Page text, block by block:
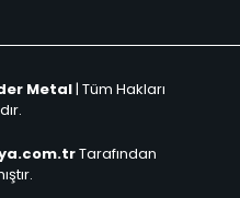
Metal | Tüm Hakları
Tarafından